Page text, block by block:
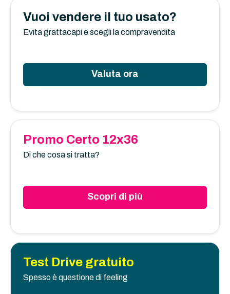
Vuoi vendere il tuo usato?
Evita grattacapi e scegli la compravendita
Valuta ora
Promo Certo 12x36
Di che cosa si tratta?
Scopri di più
Test Drive gratuito
Spesso è questione di feeling